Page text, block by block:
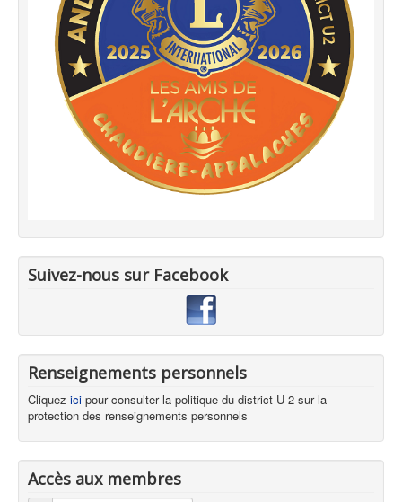
Suivez-nous sur Facebook
Renseignements personnels
Cliquez ici pour consulter la politique du district U-2 sur la
protection des renseignements personnels
Accès aux membres